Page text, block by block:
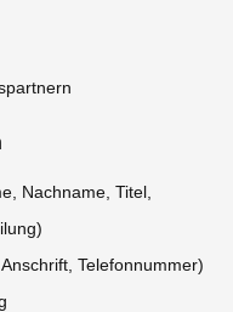
Nachname, Titel,
Telefonnummer)